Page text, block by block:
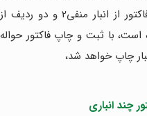
فاکتور از انبار گاراژ، دو ردیف از اقلام فاکتور از انبار منفی2 و دو ردیف از
منفی 1 انتخاب شده است، با ثبت و چاپ فاکتور حواله
چاپ خواهد شد،